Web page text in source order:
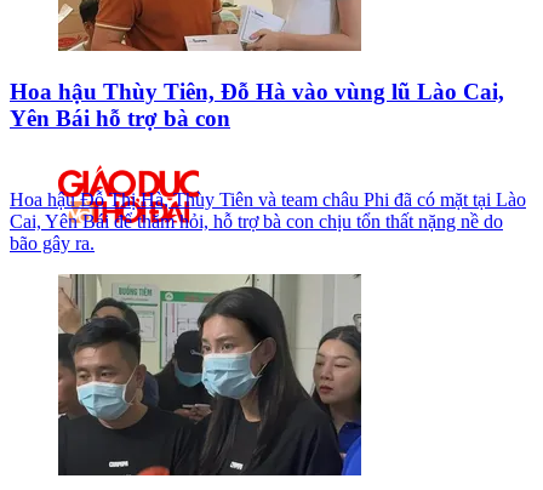
Hoa hậu Thùy Tiên, Đỗ Hà vào vùng lũ Lào Cai,
Yên Bái hỗ trợ bà con
Hoa hậu Đỗ Thị Hà, Thùy Tiên và team châu Phi đã có mặt tại Lào
Cai, Yên Bái để thăm hỏi, hỗ trợ bà con chịu tổn thất nặng nề do
bão gây ra.